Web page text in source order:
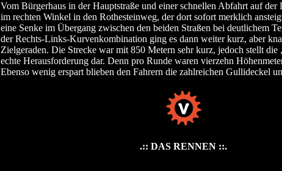
Vom Bürgerhaus in der Hauptstraße und einer schnellen Abfahrt auf der
im rechten Winkel in den Rothesteinweg, der dort sofort merklich
eine Senke im Übergang zwischen den beiden Straßen bei deutlichem
der Rechts-Links-Kurvenkombination ging es dann weiter kurz, aber
Zielgeraden. Die Strecke war mit 850 Metern sehr kurz, jedoch stellt die
echte Herausforderung dar. Denn pro Runde waren vierzehn
Ebenso wenig erspart blieben den Fahrern die zahlreichen Gullideckel
.:: DAS RENNEN ::.